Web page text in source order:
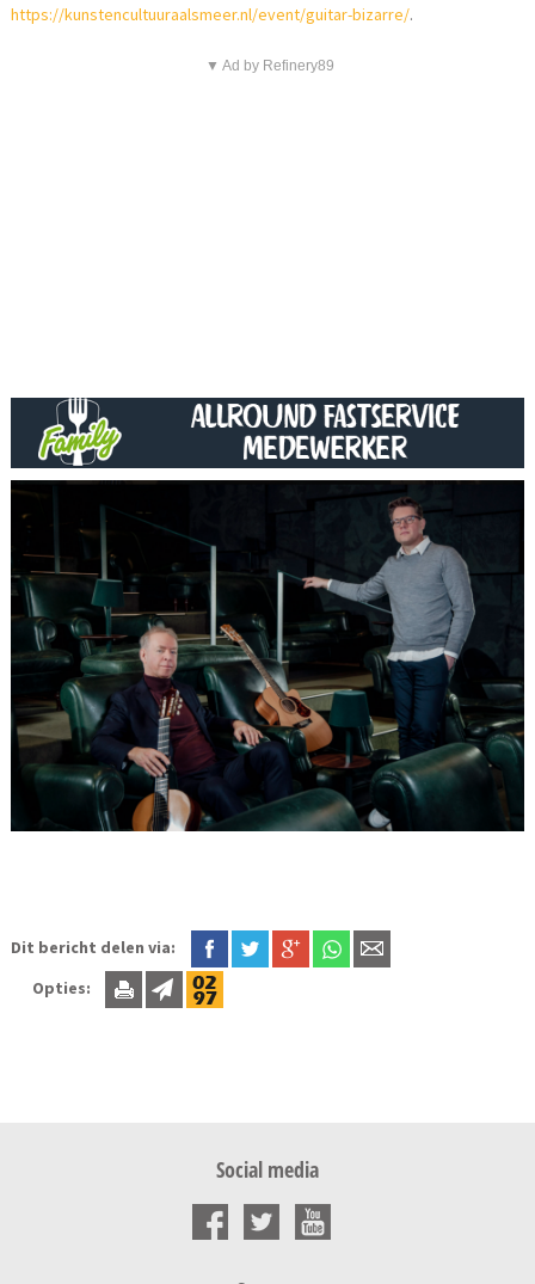
https://kunstencultuuraalsmeer.nl/event/guitar-bizarre/.
▼ Ad by Refinery89
Dit bericht delen via:
Opties:
Social media